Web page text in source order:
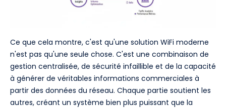
Ce que cela montre, c'est qu'une solution WiFi moderne
n'est pas qu'une seule chose. C'est une combinaison de
gestion centralisée, de sécurité infaillible et de la capacité
à générer de véritables informations commerciales à
partir des données du réseau. Chaque partie soutient les
autres, créant un système bien plus puissant que la